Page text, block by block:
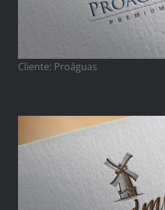
Cliente: Proáguas